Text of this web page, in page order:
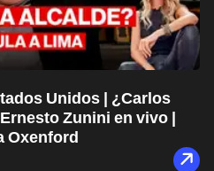
Unidos | ¿Carlos
Zunini en vivo |
Oxenford